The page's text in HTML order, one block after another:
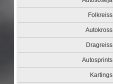
Folkreiss
Autokross
Dragreiss
Autosprints
Kartings